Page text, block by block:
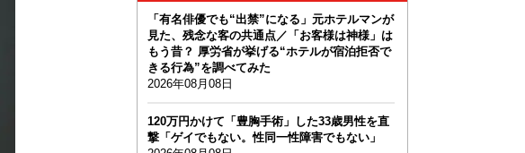
「有名俳優でも“出禁”になる」元ホテルマンが
見た、残念な客の共通点／「お客様は神様」は
もう昔？ 厚労省が挙げる“ホテルが宿泊拒否で
きる行為”を調べてみた
2026年08月08日
120万円かけて「豊胸手術」した33歳男性を直
撃「ゲイでもない。性同一性障害でもない」